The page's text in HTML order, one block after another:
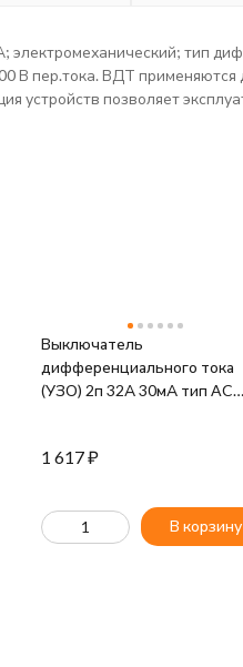
тип
В пер.тока. ВДТ
устройств позволяет
Выключатель
дифференциального тока
(УЗО) 2п 32А 30мА тип AC
1 617₽
В корзину